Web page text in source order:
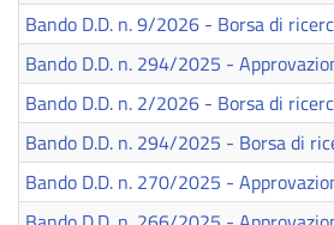
Bando D.D. n. 9/2026 - Borsa di
Bando D.D. n. 294/2025 -
Bando D.D. n. 2/2026 - Borsa di
Bando D.D. n. 294/2025 - Borsa di
Bando D.D. n. 270/2025 -